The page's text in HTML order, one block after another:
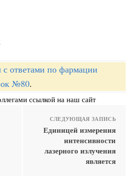
с ответами по фармации
№80.
ссылкой на наш сайт
СЛЕДУЮЩАЯ ЗАПИСЬ
Единицей измерения
интенсивности
лазерного излучения
является